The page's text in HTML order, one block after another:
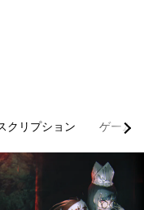
クリプション ゲーム